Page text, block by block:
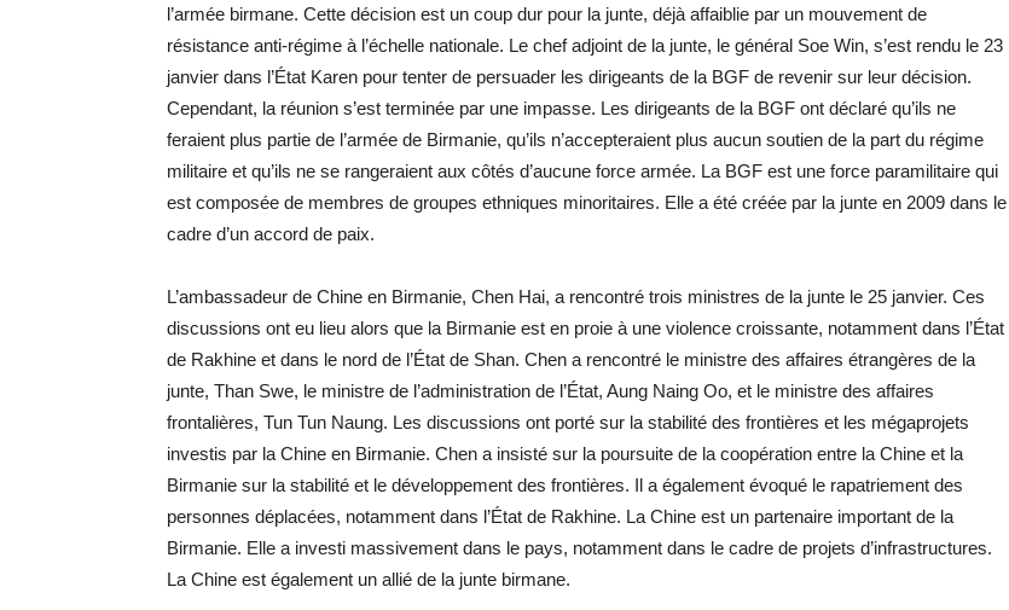
l’armée birmane. Cette décision est un coup dur pour la junte, déjà affaiblie par un mouvement de
résistance anti-régime à l’échelle nationale. Le chef adjoint de la junte, le général Soe Win, s’est rendu le 23
janvier dans l’État Karen pour tenter de persuader les dirigeants de la BGF de revenir sur leur décision.
Cependant, la réunion s’est terminée par une impasse. Les dirigeants de la BGF ont déclaré qu’ils ne
feraient plus partie de l’armée de Birmanie, qu’ils n’accepteraient plus aucun soutien de la part du régime
militaire et qu’ils ne se rangeraient aux côtés d’aucune force armée. La BGF est une force paramilitaire qui
est composée de membres de groupes ethniques minoritaires. Elle a été créée par la junte en 2009 dans le
cadre d’un accord de paix.
L’ambassadeur de Chine en Birmanie, Chen Hai, a rencontré trois ministres de la junte le 25 janvier. Ces
discussions ont eu lieu alors que la Birmanie est en proie à une violence croissante, notamment dans l’État
de Rakhine et dans le nord de l’État de Shan. Chen a rencontré le ministre des affaires étrangères de la
junte, Than Swe, le ministre de l’administration de l’État, Aung Naing Oo, et le ministre des affaires
frontalières, Tun Tun Naung. Les discussions ont porté sur la stabilité des frontières et les mégaprojets
investis par la Chine en Birmanie. Chen a insisté sur la poursuite de la coopération entre la Chine et la
Birmanie sur la stabilité et le développement des frontières. Il a également évoqué le rapatriement des
personnes déplacées, notamment dans l’État de Rakhine. La Chine est un partenaire important de la
Birmanie. Elle a investi massivement dans le pays, notamment dans le cadre de projets d’infrastructures.
La Chine est également un allié de la junte birmane.